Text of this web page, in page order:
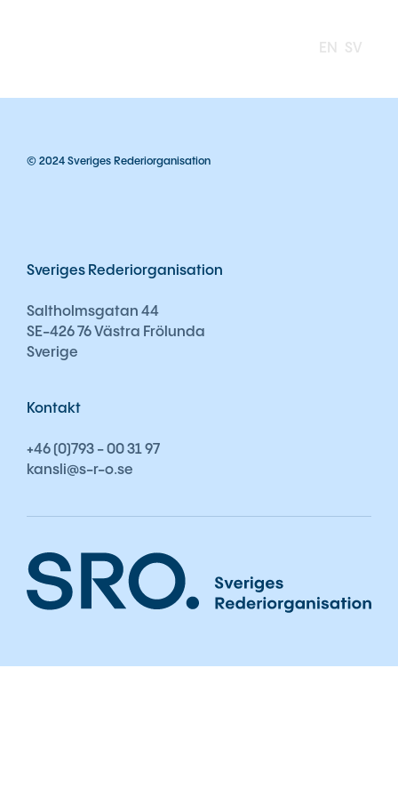
EN SV
© 2024 Sveriges Rederiorganisation
Sveriges Rederiorganisation
Saltholmsgatan 44
SE-426 76 Västra Frölunda
Sverige
Kontakt
+46 (0)793 - 00 31 97
kansli@s-r-o.se